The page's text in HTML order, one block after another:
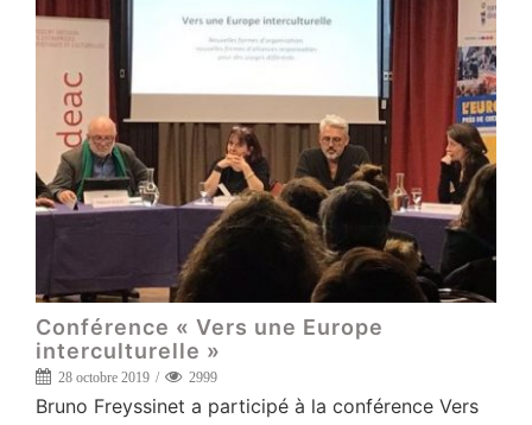
Conférence « Vers une Europe
interculturelle »
28 octobre 2019 2999
Bruno Freyssinet a participé à la conférence Vers